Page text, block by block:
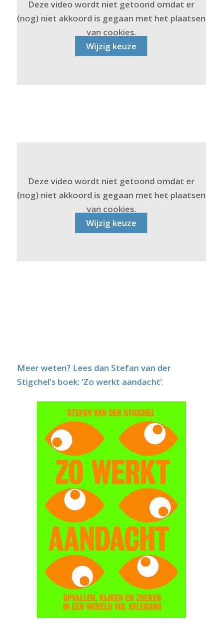
Deze video wordt niet getoond omdat er
(nog) niet akkoord is gegaan met het plaatsen
van cookies.
Wijzig keuze
Deze video wordt niet getoond omdat er
(nog) niet akkoord is gegaan met het plaatsen
van cookies.
Wijzig keuze
Meer weten? Lees dan Stefan van der
Stigchel’s boek: ‘Zo werkt aandacht’.